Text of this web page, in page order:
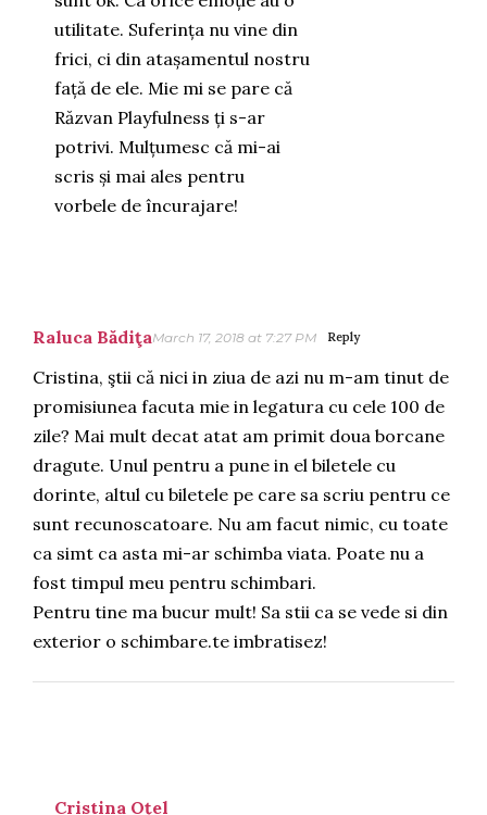
utilitate. Suferința nu vine din
frici, ci din atașamentul nostru
față de ele. Mie mi se pare că
Răzvan Playfulness ți s-ar
potrivi. Mulțumesc că mi-ai
scris și mai ales pentru
vorbele de încurajare!
Raluca BădiţaMarch 17, 2018 at 7:27 PM Reply
Cristina, ştii că nici in ziua de azi nu m-am tinut de
promisiunea facuta mie in legatura cu cele 100 de
zile? Mai mult decat atat am primit doua borcane
dragute. Unul pentru a pune in el biletele cu
dorinte, altul cu biletele pe care sa scriu pentru ce
sunt recunoscatoare. Nu am facut nimic, cu toate
ca simt ca asta mi-ar schimba viata. Poate nu a
fost timpul meu pentru schimbari.
Pentru tine ma bucur mult! Sa stii ca se vede si din
exterior o schimbare.te imbratisez!
Cristina Oțel